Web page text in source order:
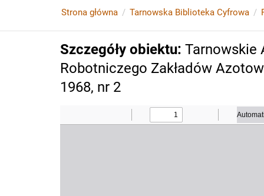
Strona główna Tarnowska Biblioteka Cyfrowa
Szczegóły obiektu: Tarnowskie
Robotniczego Zakładów
1968, nr 2